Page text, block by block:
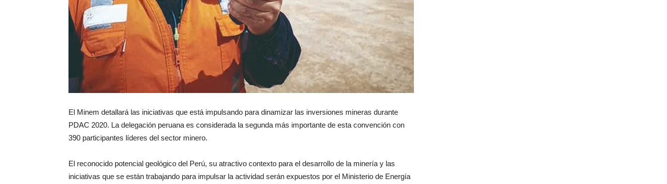
El Minem detallará las iniciativas que está impulsando para dinamizar las inversiones mineras durante
PDAC 2020. La delegación peruana es considerada la segunda más importante de esta convención con
390 participantes líderes del sector minero.
El reconocido potencial geológico del Perú, su atractivo contexto para el desarrollo de la minería y las
iniciativas que se están trabajando para impulsar la actividad serán expuestos por el Ministerio de Energía